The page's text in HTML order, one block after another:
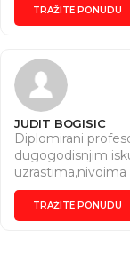
TRAŽITE PONUDU
JUDIT BOGISIC
Diplomirani
dugogodisnjim
TRAŽITE PONUDU